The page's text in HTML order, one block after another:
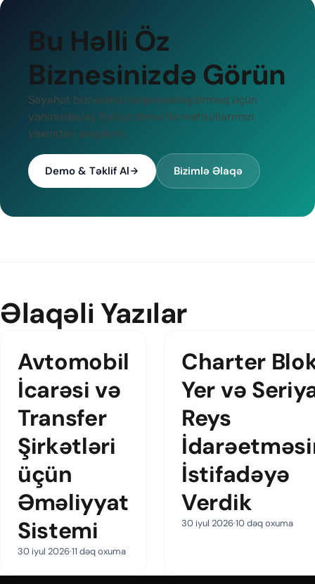
Bu Həlli Öz
Biznesinizdə Görün
Səyahət biznesinizi rəqəmsallaşdırmaq üçün
yanınızdayıq. Pulsuz demo ilə məhsullarımızı
yaxından araşdırın.
Demo & Təklif Al Bizimlə Əlaqə
Əlaqəli Yazılar
Avtomobil
İcarəsi və
Transfer
Şirkətləri
üçün
Əməliyyat
Sistemi
30 iyul 202611 dəq oxuma
Charter
Yer və
Reys
İstifadəyə
Verdik
30 iyul 202610 dəq oxuma